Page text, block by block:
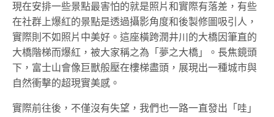
現在安排一些景點最害怕的就是照片和實際有落差，有些
在社群上爆紅的景點是透過攝影角度和後製修圖吸引人，
實際則不如照片中美好。這座橫跨潤井川的大橋因筆直的
大橋階梯而爆紅，被大家稱之為「夢之大橋」。長焦鏡頭
下，富士山會像巨獸般壓在樓梯盡頭，展現出一種城市與
自然衝擊的超現實美感。
實際前往後，不僅沒有失望，我們也一路一直發出「哇」